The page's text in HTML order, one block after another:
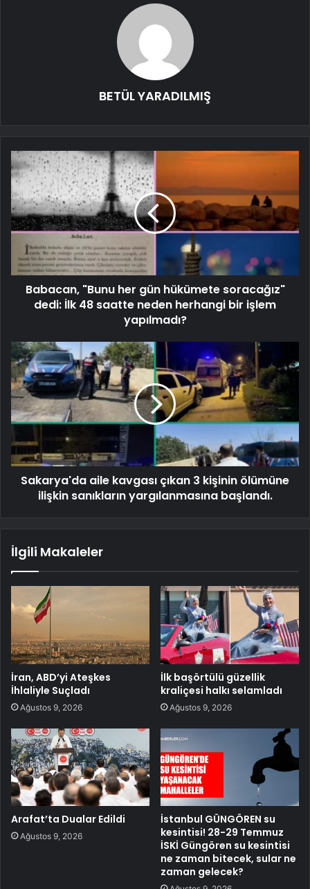
BETÜL YARADILMIŞ
Babacan, "Bunu her gün hükümete soracağız"
dedi: İlk 48 saatte neden herhangi bir işlem
yapılmadı?
Sakarya'da aile kavgası çıkan 3 kişinin ölümüne
ilişkin sanıkların yargılanmasına başlandı.
İlgili Makaleler
İran, ABD’yi Ateşkes
İhlaliyle Suçladı
Ağustos 9, 2026
İlk başörtülü güzellik
kraliçesi halkı selamladı
Ağustos 9, 2026
Arafat’ta Dualar Edildi
Ağustos 9, 2026
İstanbul GÜNGÖREN su
kesintisi! 28-29 Temmuz
İSKİ Güngören su kesintisi
ne zaman bitecek, sular ne
zaman gelecek?